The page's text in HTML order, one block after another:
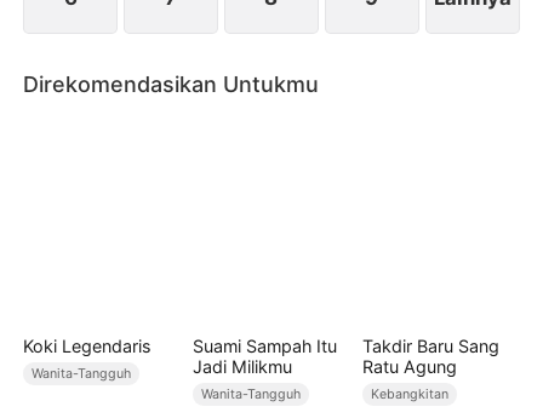
Direkomendasikan Untukmu
Koki Legendaris
Wanita-Tangguh
Suami Sampah Itu
Jadi Milikmu
Wanita-Tangguh
Takdir Baru Sang
Ratu Agung
Kebangkitan